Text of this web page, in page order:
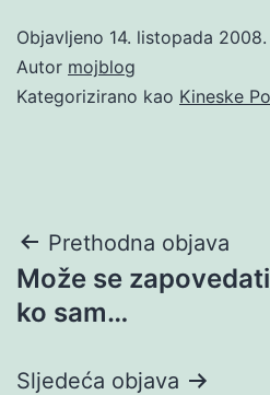
Objavljeno 14. listopada 2008.
Autor mojblog
Kategorizirano kao Kineske
Navigacija
objava
Prethodna objava
Može se
ko sam…
Sljedeća objava